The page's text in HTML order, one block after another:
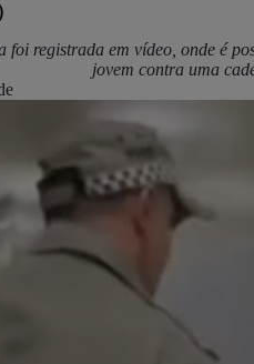
foi registrada em vídeo, onde é
jovem contra uma